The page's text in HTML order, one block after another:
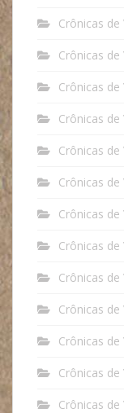
Crônicas de
Crônicas de
Crônicas de
Crônicas de
Crônicas de
Crônicas
Crônicas
Crônicas de
Crônicas de
Crônicas de
Crônicas
Crônicas
Crônicas de